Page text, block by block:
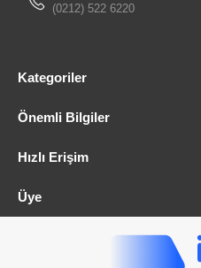
(0212) 522 6220
Kategoriler
Önemli Bilgiler
Hızlı Erişim
Üye